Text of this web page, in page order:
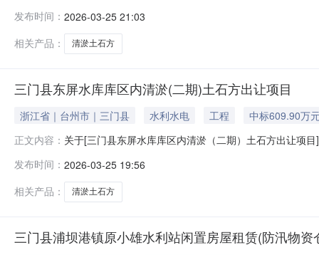
竞得人标的位置是否成交成交价成交时间总价1三门县东
发布时间： 2026-03-25 21:03
相关产品：
清淤土石方
三门县东屏水库库区内清淤(二期)土石方出让项目
浙江省｜台州市｜三门县 水利水电 工程
中标609.90万
正文内容： 关于[三门县东屏水库库区内清淤（二期）土石方出让项
竞得人标的位置是否成交成交价成交时间总价1三门县东
发布时间： 2026-03-25 19:56
相关产品：
清淤土石方
三门县浦坝港镇原小雄水利站闲置房屋租赁(防汛物